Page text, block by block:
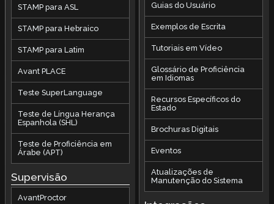
STAMP para ASL
STAMP para Hebraico
STAMP para Latim
Avant PLACE
Teste SuperLanguage
Teste de Língua Herança
Espanhola (SHL)
Teste de Proficiência em
Árabe (APT)
Supervisão
AvantProctor
Guias do Usuário
Exemplos de Escrita
Tutoriais em Vídeo
Glossário de Proficiência
em Idiomas
Recursos Específicos do
Estado
Brochuras Digitais
Eventos
Atualizações de
Manutenção do Sistema